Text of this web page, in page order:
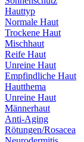
Hauttyp
Normale Haut
Trockene Haut
Mischhaut
Reife Haut
Unreine Haut
Empfindliche Haut
Hautthema
Unreine Haut
Männerhaut
Anti-Aging
Rötungen/Rosacea